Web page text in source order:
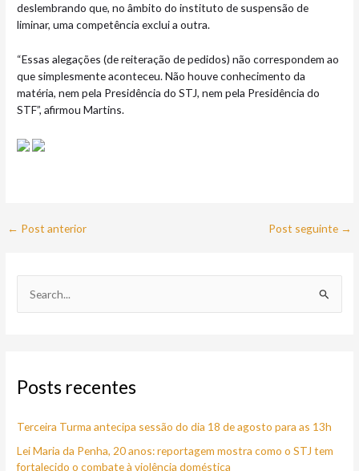
deslembrando que, no âmbito do instituto de suspensão de
liminar, uma competência exclui a outra.
“Essas alegações (de reiteração de pedidos) não correspondem ao
que simplesmente aconteceu. Não houve conhecimento da
matéria, nem pela Presidência do STJ, nem pela Presidência do
STF”, afirmou Martins.​
← Post anterior Post seguinte →
u
s
a
Posts recentes
Terceira Turma antecipa sessão do dia 18 de agosto para as 13h
Lei Maria da Penha, 20 anos: reportagem mostra como o STJ tem
fortalecido o combate à violência doméstica